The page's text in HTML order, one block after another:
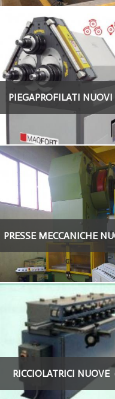
PIEGAPROFILATI
PRESSE MECCANICHE
(1)
RICCIOLATRICI NUOVE